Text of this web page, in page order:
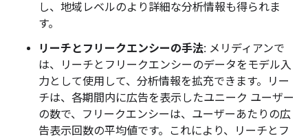
し、地域レベルのより詳細な分析情報も得られま
す。
リーチとフリークエンシーの手法: メリディアンで
は、リーチとフリークエンシーのデータをモデル入
力として使用して、分析情報を拡充できます。リー
チは、各期間内に広告を表示したユニーク ユーザー
の数で、フリークエンシーは、ユーザーあたりの広
告表示回数の平均値です。これにより、リーチとフ